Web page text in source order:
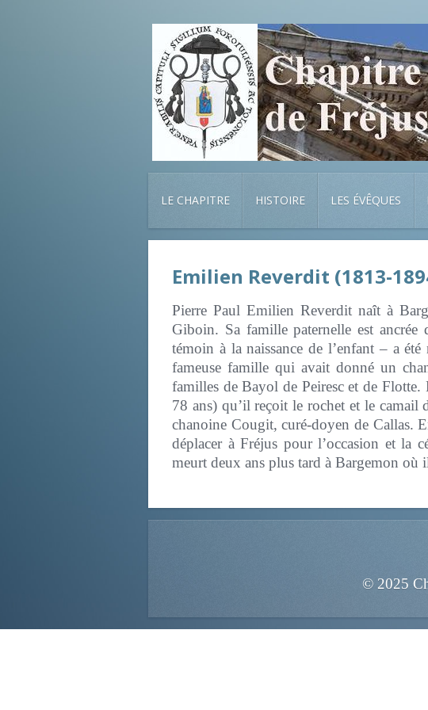
LE CHAPITRE HISTOIRE LES ÉVÊQUES
Emilien Reverdit (1813-
Pierre Paul Emilien Reverdit naît à
Giboin. Sa famille paternelle est
témoin à la naissance de l’enfant – a
fameuse famille qui avait donné un
familles de Bayol de Peiresc et de Flotte.
78 ans) qu’il reçoit le rochet et le
chanoine Cougit, curé-doyen de Callas.
déplacer à Fréjus pour l’occasion et la
meurt deux ans plus tard à Bargemon où
© 2025